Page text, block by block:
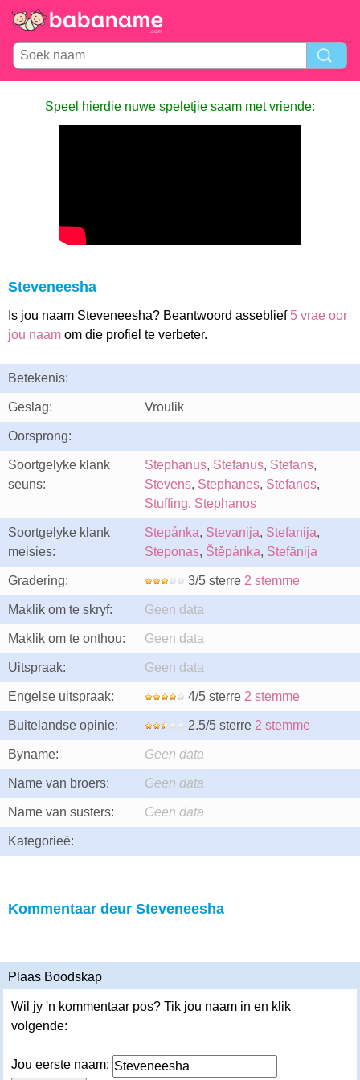
Speel hierdie nuwe speletjie saam met vriende:
Steveneesha
Is jou naam Steveneesha? Beantwoord asseblief 5 vrae oor
jou naam om die profiel te verbeter.
Betekenis:
Geslag: Vroulik
Oorsprong:
Soortgelyke klank
seuns:
Stephanus, Stefanus, Stefans,
Stevens, Stephanes, Stefanos,
Stuffing, Stephanos
Soortgelyke klank
meisies:
Stepánka, Stevanija, Stefanija,
Steponas, Štěpánka, Stefānija
Gradering: 3/5 sterre 2 stemme
Maklik om te skryf: Geen data
Maklik om te onthou: Geen data
Uitspraak: Geen data
Engelse uitspraak: 4/5 sterre 2 stemme
Buitelandse opinie: 2.5/5 sterre 2 stemme
Byname: Geen data
Name van broers: Geen data
Name van susters: Geen data
Kategorieë:
Kommentaar deur Steveneesha
Plaas Boodskap
Wil jy 'n kommentaar pos? Tik jou naam in en klik
volgende:
Jou eerste naam: